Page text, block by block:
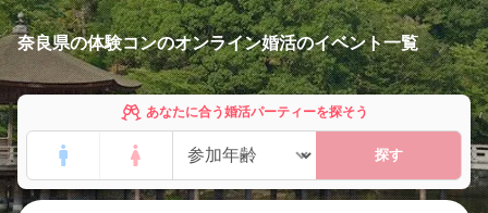
奈良県の体験コンのオンライン婚活のイベント一覧
あなたに合う婚活パーティーを探そう
探す